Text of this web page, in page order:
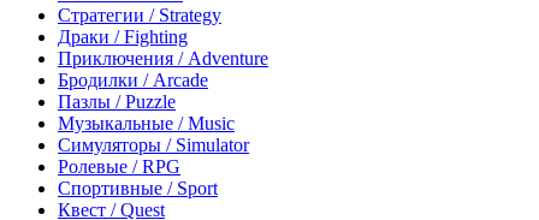
Стратегии / Strategy
Драки / Fighting
Приключения / Adventure
Бродилки / Arcade
Пазлы / Puzzle
Музыкальные / Music
Симуляторы / Simulator
Ролевые / RPG
Спортивные / Sport
Квест / Quest